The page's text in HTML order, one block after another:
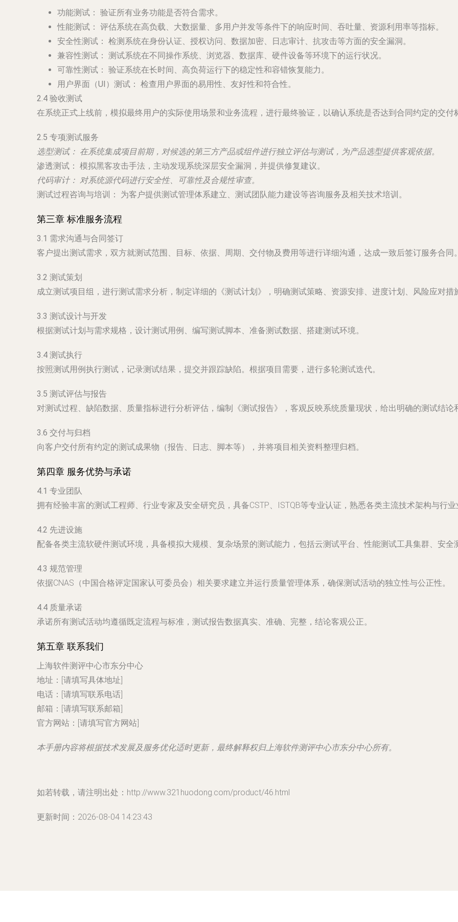
功能测试： 验证所有业务功能是否符合需求。
性能测试： 评估系统在高负载、大数据量、多用户并发等条件下的响应时间、吞吐量、资源利用率等指标。
安全性测试： 检测系统在身份认证、授权访问、数据加密、日志审计、抗攻击等方面的安全漏洞。
兼容性测试： 测试系统在不同操作系统、浏览器、数据库、硬件设备等环境下的运行状况。
可靠性测试： 验证系统在长时间、高负荷运行下的稳定性和容错恢复能力。
用户界面（UI）测试： 检查用户界面的易用性、友好性和符合性。
2.4 验收测试
在系统正式上线前，模拟最终用户的实际使用场景和业务流程，进行最终验证，以确认系统是否达到合同约定的交付
2.5 专项测试服务
选型测试： 在系统集成项目前期，对候选的第三方产品或组件进行独立评估与测试，为产品选型提供客观依据。
渗透测试： 模拟黑客攻击手法，主动发现系统深层安全漏洞，并提供修复建议。
代码审计： 对系统源代码进行安全性、可靠性及合规性审查。
测试过程咨询与培训：
为客户提供测试管理体系建立、测试团队能力建设等咨询服务及相关技术培训。
第三章 标准服务流程
3.1 需求沟通与合同签订
客户提出测试需求，双方就测试范围、目标、依据、周期、交付物及费用等进行详细沟通，达成一致后签订服务合同。
3.2 测试策划
成立测试项目组，进行测试需求分析，制定详细的《测试计划》，明确测试策略、资源安排、进度计划、风险应对措
3.3 测试设计与开发
根据测试计划与需求规格，设计测试用例、编写测试脚本、准备测试数据、搭建测试环境。
3.4 测试执行
按照测试用例执行测试，记录测试结果，提交并跟踪缺陷。根据项目需要，进行多轮测试迭代。
3.5 测试评估与报告
对测试过程、缺陷数据、质量指标进行分析评估，编制《测试报告》，客观反映系统质量现状，给出明确的测试结论
3.6 交付与归档
向客户交付所有约定的测试成果物（报告、日志、脚本等），并将项目相关资料整理归档。
第四章 服务优势与承诺
4.1 专业团队
拥有经验丰富的测试工程师、行业专家及安全研究员，具备CSTP、ISTQB等专业认证，熟悉各类主流技术架构与行业
4.2 先进设施
配备各类主流软硬件测试环境，具备模拟大规模、复杂场景的测试能力，包括云测试平台、性能测试工具集群、安全
4.3 规范管理
依据CNAS（中国合格评定国家认可委员会）相关要求建立并运行质量管理体系，确保测试活动的独立性与公正性。
4.4 质量承诺
承诺所有测试活动均遵循既定流程与标准，测试报告数据真实、准确、完整，结论客观公正。
第五章 联系我们
上海软件测评中心市东分中心
地址：[请填写具体地址]
电话：[请填写联系电话]
邮箱：[请填写联系邮箱]
官方网站：[请填写官方网站]
本手册内容将根据技术发展及服务优化适时更新，最终解释权归上海软件测评中心市东分中心所有。
如若转载，请注明出处：http://www.321huodong.com/product/46.html
更新时间：2026-08-04 14:23:43